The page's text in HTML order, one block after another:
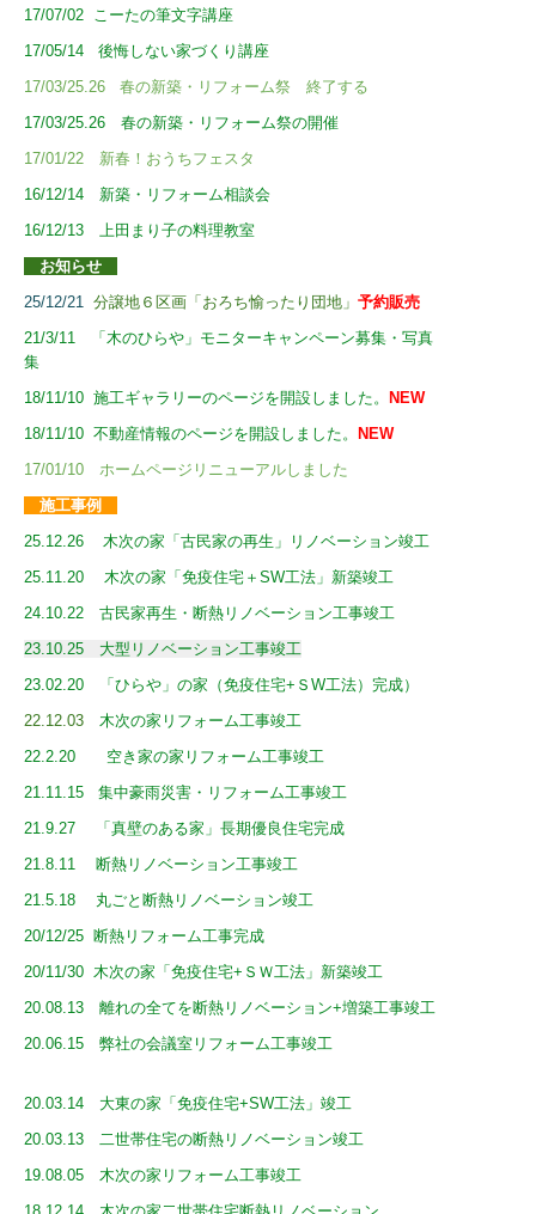
17/07/02 こーたの筆文字講座
17/05/14 後悔しない家づくり講座
17/03/25.26 春の新築・リフォーム祭 終了する
17/03/25.26 春の新築・リフォーム祭の開催
17/01/22 新春！おうちフェスタ
16/12/14 新築・リフォーム相談会
16/12/13 上田まり子の料理教室
お知らせ
25/12/21 分譲地６区画「おろち愉ったり団地」 予約販売
21/3/11 「木のひらや」モニターキャンペーン募集・写真
集
18/11/10 施工ギャラリーのページを開設しました。
NEW
18/11/10 不動産情報のページを開設しました。
NEW
17/01/10 ホームページリニューアルしました
施工事例
25.12.26 木次の家「古民家の再生」リノベーション竣工
25.11.20 木次の家「免疫住宅＋SW工法」新築竣工
24.10.22 古民家再生・断熱リノベーション工事竣工
23.10.25 大型リノベーション工事竣工
23.02.20 「ひらや」の家（免疫住宅+ＳW工法）完成）
22.12.03 木次の家リフォーム工事竣工
22.2.20 空き家の家リフォーム工事竣工
21.11.15 集中豪雨災害・リフォーム工事竣工
21.9.27 「真壁のある家」長期優良住宅完成
21.8.11 断熱リノベーション工事竣工
21.5.18 丸ごと断熱リノベーション竣工
20/12/25 断熱リフォーム工事完成
20/11/30 木次の家「免疫住宅+ＳＷ工法」新築竣工
20.08.13 離れの全てを断熱リノベーション+増築工事竣工
20.06.15 弊社の会議室リフォーム工事竣工
20.03.14 大東の家「免疫住宅+SW工法」竣工
20.03.13 二世帯住宅の断熱リノベーション竣工
19.08.05 木次の家リフォーム工事竣工